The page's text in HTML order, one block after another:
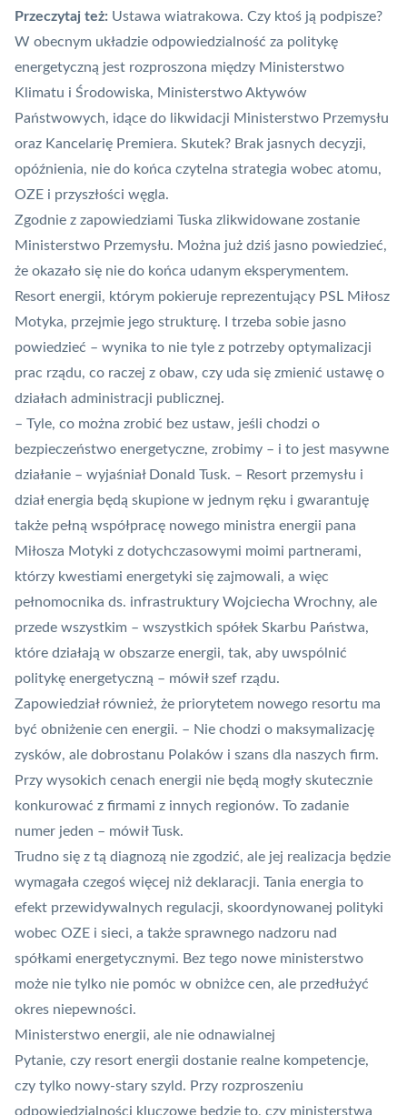
Przeczytaj też: Ustawa wiatrakowa. Czy ktoś ją podpisze?
W obecnym układzie odpowiedzialność za politykę
energetyczną jest rozproszona między Ministerstwo
Klimatu i Środowiska, Ministerstwo Aktywów
Państwowych, idące do likwidacji Ministerstwo Przemysłu
oraz Kancelarię Premiera. Skutek? Brak jasnych decyzji,
opóźnienia, nie do końca czytelna strategia wobec atomu,
OZE i przyszłości węgla.
Zgodnie z zapowiedziami Tuska zlikwidowane zostanie
Ministerstwo Przemysłu. Można już dziś jasno powiedzieć,
że okazało się nie do końca udanym eksperymentem.
Resort energii, którym pokieruje reprezentujący PSL Miłosz
Motyka, przejmie jego strukturę. I trzeba sobie jasno
powiedzieć – wynika to nie tyle z potrzeby optymalizacji
prac rządu, co raczej z obaw, czy uda się zmienić ustawę o
działach administracji publicznej.
– Tyle, co można zrobić bez ustaw, jeśli chodzi o
bezpieczeństwo energetyczne, zrobimy – i to jest masywne
działanie – wyjaśniał Donald Tusk. – Resort przemysłu i
dział energia będą skupione w jednym ręku i gwarantuję
także pełną współpracę nowego ministra energii pana
Miłosza Motyki z dotychczasowymi moimi partnerami,
którzy kwestiami energetyki się zajmowali, a więc
pełnomocnika ds. infrastruktury Wojciecha Wrochny, ale
przede wszystkim – wszystkich spółek Skarbu Państwa,
które działają w obszarze energii, tak, aby uwspólnić
politykę energetyczną – mówił szef rządu.
Zapowiedział również, że priorytetem nowego resortu ma
być obniżenie cen energii. – Nie chodzi o maksymalizację
zysków, ale dobrostanu Polaków i szans dla naszych firm.
Przy wysokich cenach energii nie będą mogły skutecznie
konkurować z firmami z innych regionów. To zadanie
numer jeden – mówił Tusk.
Trudno się z tą diagnozą nie zgodzić, ale jej realizacja będzie
wymagała czegoś więcej niż deklaracji. Tania energia to
efekt przewidywalnych regulacji, skoordynowanej polityki
wobec OZE i sieci, a także sprawnego nadzoru nad
spółkami energetycznymi. Bez tego nowe ministerstwo
może nie tylko nie pomóc w obniżce cen, ale przedłużyć
okres niepewności.
Ministerstwo energii, ale nie odnawialnej
Pytanie, czy resort energii dostanie realne kompetencje,
czy tylko nowy-stary szyld. Przy rozproszeniu
odpowiedzialności kluczowe będzie to, czy ministerstwa